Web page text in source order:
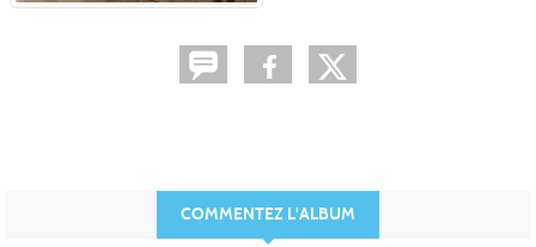
COMMENTEZ L'ALBUM